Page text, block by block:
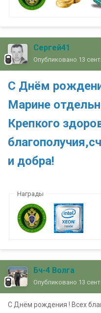
Сергей41
Опубликовано 13
С Днём
Марине
Крепкого
и добра!
Награды
Бч-4 Волга
Опубликовано 13
С Днём рождения ! Всех